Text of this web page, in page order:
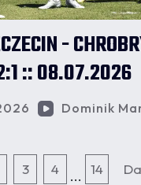
-
:: 08.07.2026
Dominik
3 4 ... 14